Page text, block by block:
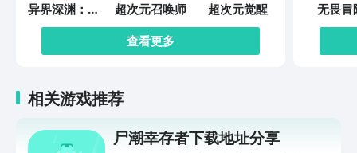
异界深渊：觉
醒
超次元召唤师
超次元觉醒
查看更多
无畏冒
相关游戏推荐
尸潮幸存者下载地址分享